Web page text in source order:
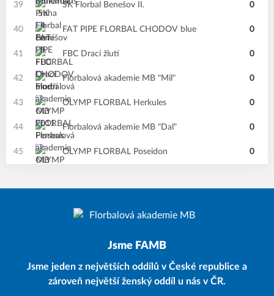
39 SK Florbal Benešov II. 0
40 FAT PIPE FLORBAL CHODOV blue 0
41 FBC Draci žlutí 0
42 Florbalová akademie MB "Mil" 0
43 OLYMP FLORBAL Herkules 0
44 Florbalová akademie MB "Dal" 0
45 OLYMP FLORBAL Poseidon 0
Jsme FAMB
Jsme jeden z největších oddílů v České republice a
zároveň největší ženský oddíl u nás v ČR.